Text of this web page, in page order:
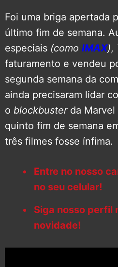
Foi uma briga apertada
último fim de semana.
especiais (como IMAX),
faturamento e vendeu
segunda semana da
ainda precisaram lidar
o blockbuster da
quinto fim de semana
três filmes fosse ínfima.
Entre no nosso
no seu celular!
Siga nosso perfil
novidade!